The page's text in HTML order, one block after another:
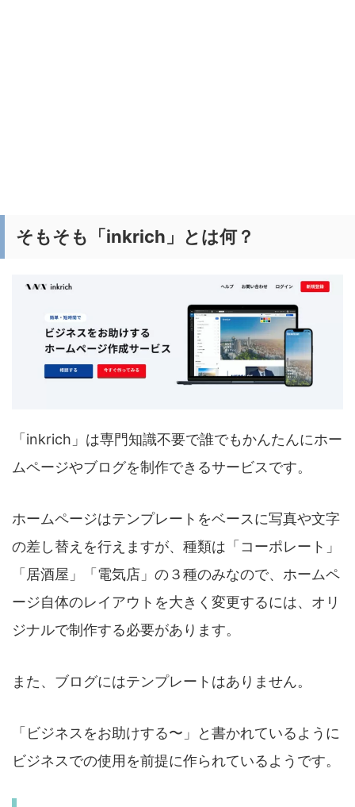
そもそも「inkrich」とは何？
「inkrich」は専門知識不要で誰でもかんたんにホー
ムページやブログを制作できるサービスです。
ホームページはテンプレートをベースに写真や文字
の差し替えを行えますが、種類は「コーポレート」
「居酒屋」「電気店」の３種のみなので、ホームペ
ージ自体のレイアウトを大きく変更するには、オリ
ジナルで制作する必要があります。
また、ブログにはテンプレートはありません。
「ビジネスをお助けする〜」と書かれているように
ビジネスでの使用を前提に作られているようです。